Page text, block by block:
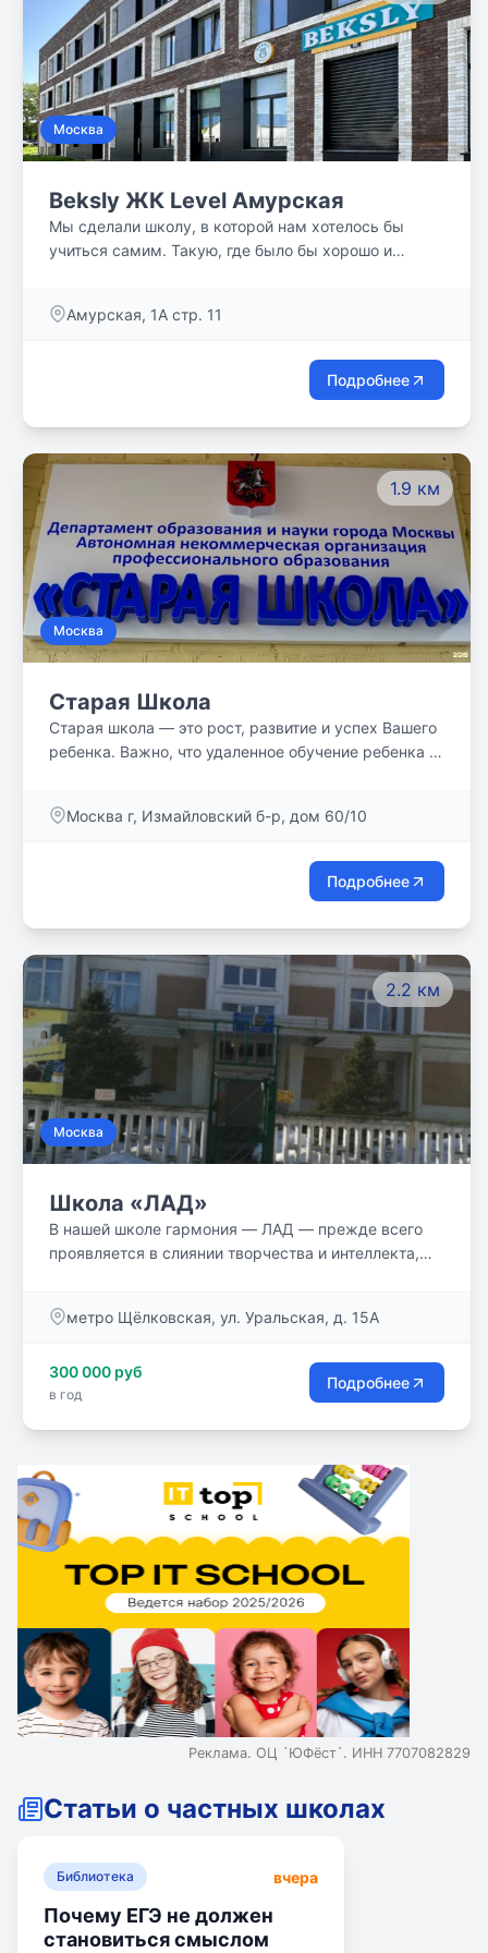
Насыщенная экскурсионная программа.
Москва
Beksly ЖК Level Амурская
Мы сделали школу, в которой нам хотелось бы
учиться самим. Такую, где было бы хорошо и
где главное не оценки, а цели, которых достигает
Амурская, 1А стр. 11
Подробнее
1.9 км
Москва
Старая Школа
Старая школа — это рост, развитие и успех Вашего
ребенка. Важно, что удаленное обучение ребенка в
+ огромное количество дополнительных
таланты Вашего ребенка и помогут определиться с
будущей профессией! Предлагаем пройти пробное
♡)
Москва г, Измайловский б-р, дом 60/10
Подробнее
2.2 км
Москва
Школа «ЛАД»
В нашей школе гармония — ЛАД — прежде всего
проявляется в слиянии творчества и интеллекта,
справедливости, жизненной необходимости труда и
трудятся: они осваивают государственные
стандарты по всем предметам, углубленно
получают уроки театра, участвуют в школьной,
достаточно разнообразной, общественной жизни. В
школе максимально уделяется время эффективной
подготовке учащихся к ОГЭ и ЕГЭ.
метро Щёлковская, ул. Уральская, д. 15А
300 000 руб
в год
Подробнее
Реклама. ОЦ `ЮФёст`. ИНН 7707082829
Статьи о частных школах
Библиотека вчера
Почему ЕГЭ не должен
становиться смыслом